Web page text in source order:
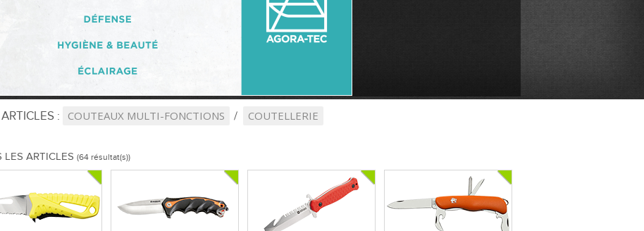
: COUTEAUX MULTI-FONCTIONS COUTELLERIE
LES ARTICLES (64 résultat(s))